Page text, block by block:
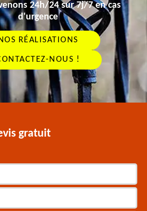
24h/24 sur 7j/7 en cas
d'urgence
RÉALISATIONS
NOUS !
gratuit